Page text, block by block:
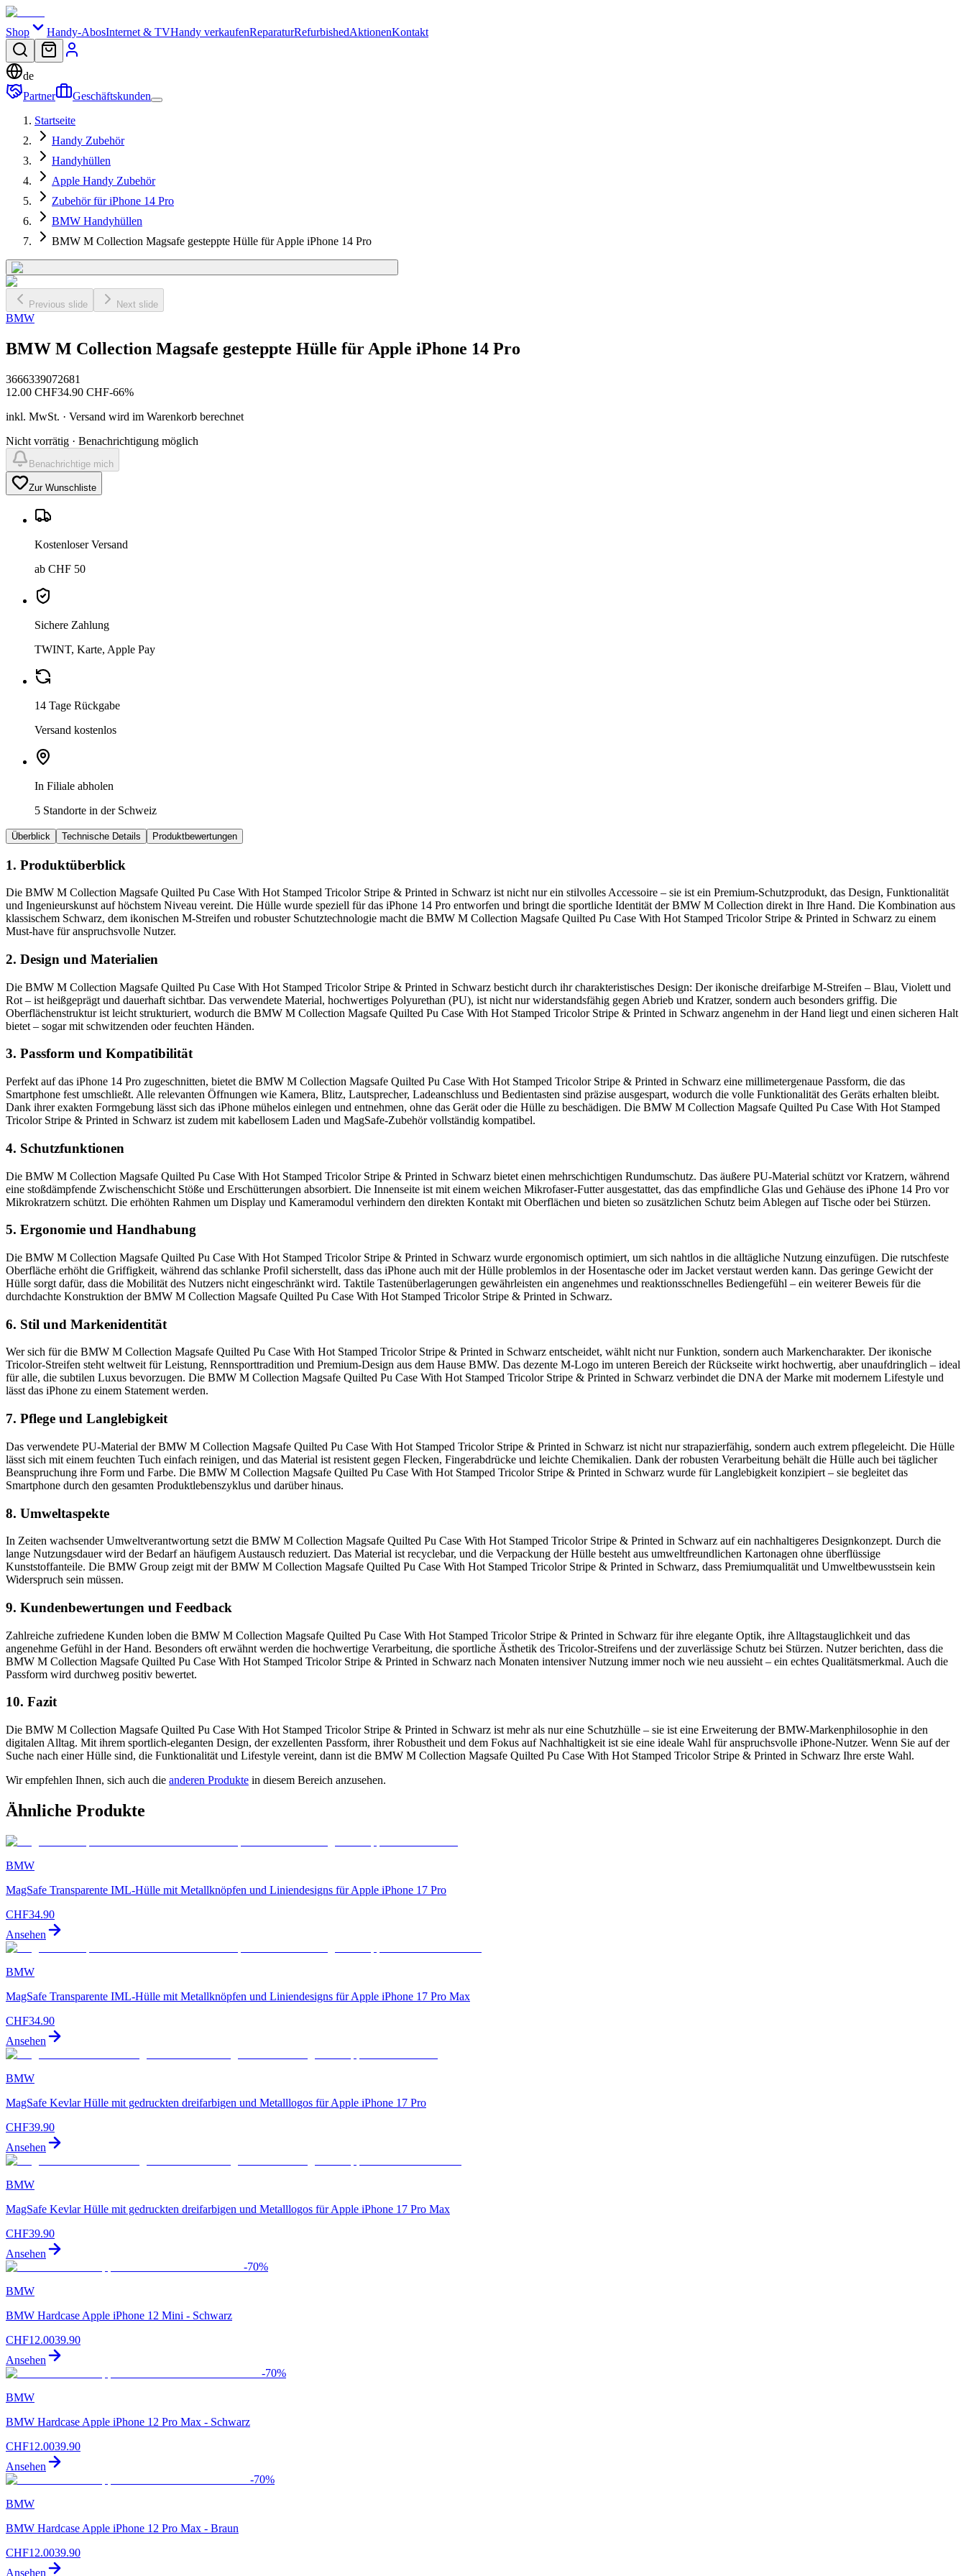
Shop Handy-AbosInternet & TVHandy verkaufenReparaturRefurbishedAktionenKontakt
de
Partner
Geschäftskunden
Startseite
Handy Zubehör
Handyhüllen
Apple Handy Zubehör
Zubehör für iPhone 14 Pro
BMW Handyhüllen
BMW M Collection Magsafe gesteppte Hülle für Apple iPhone 14 Pro
Previous slide Next slide
BMW
BMW M Collection Magsafe gesteppte Hülle für Apple iPhone 14 Pro
3666339072681
12.00 CHF34.90 CHF-66%
inkl. MwSt. · Versand wird im Warenkorb berechnet
Nicht vorrätig · Benachrichtigung möglich
Benachrichtige mich
Zur Wunschliste
Kostenloser Versand
ab CHF 50
Sichere Zahlung
TWINT, Karte, Apple Pay
14 Tage Rückgabe
Versand kostenlos
In Filiale abholen
5 Standorte in der Schweiz
Überblick Technische Details Produktbewertungen
1. Produktüberblick
Die BMW M Collection Magsafe Quilted Pu Case With Hot Stamped Tricolor Stripe & Printed in Schwarz ist nicht nur ein stilvolles Accessoire – sie ist ein Premium-Schutzprodukt, das Design, Funktionalität
und Ingenieurskunst auf höchstem Niveau vereint. Die Hülle wurde speziell für das iPhone 14 Pro entworfen und bringt die sportliche Identität der BMW M Collection direkt in Ihre Hand. Die Kombination aus
klassischem Schwarz, dem ikonischen M-Streifen und robuster Schutztechnologie macht die BMW M Collection Magsafe Quilted Pu Case With Hot Stamped Tricolor Stripe & Printed in Schwarz zu einem
Must-have für anspruchsvolle Nutzer.
2. Design und Materialien
Die BMW M Collection Magsafe Quilted Pu Case With Hot Stamped Tricolor Stripe & Printed in Schwarz besticht durch ihr charakteristisches Design: Der ikonische dreifarbige M-Streifen – Blau, Violett und
Rot – ist heißgeprägt und dauerhaft sichtbar. Das verwendete Material, hochwertiges Polyurethan (PU), ist nicht nur widerstandsfähig gegen Abrieb und Kratzer, sondern auch besonders griffig. Die
Oberflächenstruktur ist leicht strukturiert, wodurch die BMW M Collection Magsafe Quilted Pu Case With Hot Stamped Tricolor Stripe & Printed in Schwarz angenehm in der Hand liegt und einen sicheren Halt
bietet – sogar mit schwitzenden oder feuchten Händen.
3. Passform und Kompatibilität
Perfekt auf das iPhone 14 Pro zugeschnitten, bietet die BMW M Collection Magsafe Quilted Pu Case With Hot Stamped Tricolor Stripe & Printed in Schwarz eine millimetergenaue Passform, die das
Smartphone fest umschließt. Alle relevanten Öffnungen wie Kamera, Blitz, Lautsprecher, Ladeanschluss und Bedientasten sind präzise ausgespart, wodurch die volle Funktionalität des Geräts erhalten bleibt.
Dank ihrer exakten Formgebung lässt sich das iPhone mühelos einlegen und entnehmen, ohne das Gerät oder die Hülle zu beschädigen. Die BMW M Collection Magsafe Quilted Pu Case With Hot Stamped
Tricolor Stripe & Printed in Schwarz ist zudem mit kabellosem Laden und MagSafe-Zubehör vollständig kompatibel.
4. Schutzfunktionen
Die BMW M Collection Magsafe Quilted Pu Case With Hot Stamped Tricolor Stripe & Printed in Schwarz bietet einen mehrschichtigen Rundumschutz. Das äußere PU-Material schützt vor Kratzern, während
eine stoßdämpfende Zwischenschicht Stöße und Erschütterungen absorbiert. Die Innenseite ist mit einem weichen Mikrofaser-Futter ausgestattet, das das empfindliche Glas und Gehäuse des iPhone 14 Pro vor
Mikrokratzern schützt. Die erhöhten Rahmen um Display und Kameramodul verhindern den direkten Kontakt mit Oberflächen und bieten so zusätzlichen Schutz beim Ablegen auf Tische oder bei Stürzen.
5. Ergonomie und Handhabung
Die BMW M Collection Magsafe Quilted Pu Case With Hot Stamped Tricolor Stripe & Printed in Schwarz wurde ergonomisch optimiert, um sich nahtlos in die alltägliche Nutzung einzufügen. Die rutschfeste
Oberfläche erhöht die Griffigkeit, während das schlanke Profil sicherstellt, dass das iPhone auch mit der Hülle problemlos in der Hosentasche oder im Jacket verstaut werden kann. Das geringe Gewicht der
Hülle sorgt dafür, dass die Mobilität des Nutzers nicht eingeschränkt wird. Taktile Tastenüberlagerungen gewährleisten ein angenehmes und reaktionsschnelles Bediengefühl – ein weiterer Beweis für die
durchdachte Konstruktion der BMW M Collection Magsafe Quilted Pu Case With Hot Stamped Tricolor Stripe & Printed in Schwarz.
6. Stil und Markenidentität
Wer sich für die BMW M Collection Magsafe Quilted Pu Case With Hot Stamped Tricolor Stripe & Printed in Schwarz entscheidet, wählt nicht nur Funktion, sondern auch Markencharakter. Der ikonische
Tricolor-Streifen steht weltweit für Leistung, Rennsporttradition und Premium-Design aus dem Hause BMW. Das dezente M-Logo im unteren Bereich der Rückseite wirkt hochwertig, aber unaufdringlich – ideal
für alle, die subtilen Luxus bevorzugen. Die BMW M Collection Magsafe Quilted Pu Case With Hot Stamped Tricolor Stripe & Printed in Schwarz verbindet die DNA der Marke mit modernem Lifestyle und
lässt das iPhone zu einem Statement werden.
7. Pflege und Langlebigkeit
Das verwendete PU-Material der BMW M Collection Magsafe Quilted Pu Case With Hot Stamped Tricolor Stripe & Printed in Schwarz ist nicht nur strapazierfähig, sondern auch extrem pflegeleicht. Die Hülle
lässt sich mit einem feuchten Tuch einfach reinigen, und das Material ist resistent gegen Flecken, Fingerabdrücke und leichte Chemikalien. Dank der robusten Verarbeitung behält die Hülle auch bei täglicher
Beanspruchung ihre Form und Farbe. Die BMW M Collection Magsafe Quilted Pu Case With Hot Stamped Tricolor Stripe & Printed in Schwarz wurde für Langlebigkeit konzipiert – sie begleitet das
Smartphone durch den gesamten Produktlebenszyklus und darüber hinaus.
8. Umweltaspekte
In Zeiten wachsender Umweltverantwortung setzt die BMW M Collection Magsafe Quilted Pu Case With Hot Stamped Tricolor Stripe & Printed in Schwarz auf ein nachhaltigeres Designkonzept. Durch die
lange Nutzungsdauer wird der Bedarf an häufigem Austausch reduziert. Das Material ist recyclebar, und die Verpackung der Hülle besteht aus umweltfreundlichen Kartonagen ohne überflüssige
Kunststoffanteile. Die BMW Group zeigt mit der BMW M Collection Magsafe Quilted Pu Case With Hot Stamped Tricolor Stripe & Printed in Schwarz, dass Premiumqualität und Umweltbewusstsein kein
Widerspruch sein müssen.
9. Kundenbewertungen und Feedback
Zahlreiche zufriedene Kunden loben die BMW M Collection Magsafe Quilted Pu Case With Hot Stamped Tricolor Stripe & Printed in Schwarz für ihre elegante Optik, ihre Alltagstauglichkeit und das
angenehme Gefühl in der Hand. Besonders oft erwähnt werden die hochwertige Verarbeitung, die sportliche Ästhetik des Tricolor-Streifens und der zuverlässige Schutz bei Stürzen. Nutzer berichten, dass die
BMW M Collection Magsafe Quilted Pu Case With Hot Stamped Tricolor Stripe & Printed in Schwarz nach Monaten intensiver Nutzung immer noch wie neu aussieht – ein echtes Qualitätsmerkmal. Auch die
Passform wird durchweg positiv bewertet.
10. Fazit
Die BMW M Collection Magsafe Quilted Pu Case With Hot Stamped Tricolor Stripe & Printed in Schwarz ist mehr als nur eine Schutzhülle – sie ist eine Erweiterung der BMW-Markenphilosophie in den
digitalen Alltag. Mit ihrem sportlich-eleganten Design, der exzellenten Passform, ihrer Robustheit und dem Fokus auf Nachhaltigkeit ist sie eine ideale Wahl für anspruchsvolle iPhone-Nutzer. Wenn Sie auf der
Suche nach einer Hülle sind, die Funktionalität und Lifestyle vereint, dann ist die BMW M Collection Magsafe Quilted Pu Case With Hot Stamped Tricolor Stripe & Printed in Schwarz Ihre erste Wahl.
Wir empfehlen Ihnen, sich auch die anderen Produkte in diesem Bereich anzusehen.
Ähnliche Produkte
BMW
MagSafe Transparente IML-Hülle mit Metallknöpfen und Liniendesigns für Apple iPhone 17 Pro
CHF34.90
Ansehen
BMW
MagSafe Transparente IML-Hülle mit Metallknöpfen und Liniendesigns für Apple iPhone 17 Pro Max
CHF34.90
Ansehen
BMW
MagSafe Kevlar Hülle mit gedruckten dreifarbigen und Metalllogos für Apple iPhone 17 Pro
CHF39.90
Ansehen
BMW
MagSafe Kevlar Hülle mit gedruckten dreifarbigen und Metalllogos für Apple iPhone 17 Pro Max
CHF39.90
Ansehen
-70%
BMW
BMW Hardcase Apple iPhone 12 Mini - Schwarz
CHF12.0039.90
Ansehen
-70%
BMW
BMW Hardcase Apple iPhone 12 Pro Max - Schwarz
CHF12.0039.90
Ansehen
-70%
BMW
BMW Hardcase Apple iPhone 12 Pro Max - Braun
CHF12.0039.90
Ansehen